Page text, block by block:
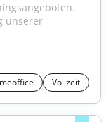
unserer
Vollzeit